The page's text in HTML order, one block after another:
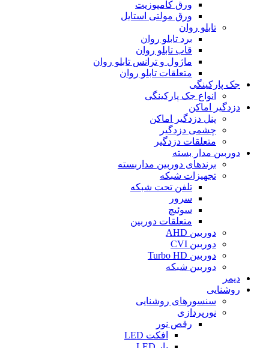
ورق کامپوزیت
ورق مولتی استایل
تابلو روان
برد تابلو روان
قاب تابلو روان
ماژول و ترانس تابلو روان
متعلقات تابلو روان
جک پارکینگی
انواع جک پارکینگی
دزدگیر اماکن
پنل دزدگیر اماکن
چشمی دزدگیر
متعلقات دزدگیر
دوربین مدار بسته
برندهای دوربین مداربسته
تجهیزات شبکه
تلفن تحت شبکه
سرور
سوئیچ
متعلقات دوربین
دوربین AHD
دوربین CVI
دوربین Turbo HD
دوربین شبکه
دیمر
روشنایی
سنسورهای روشنایی
نورپردازی
رقص نور
افکت LED